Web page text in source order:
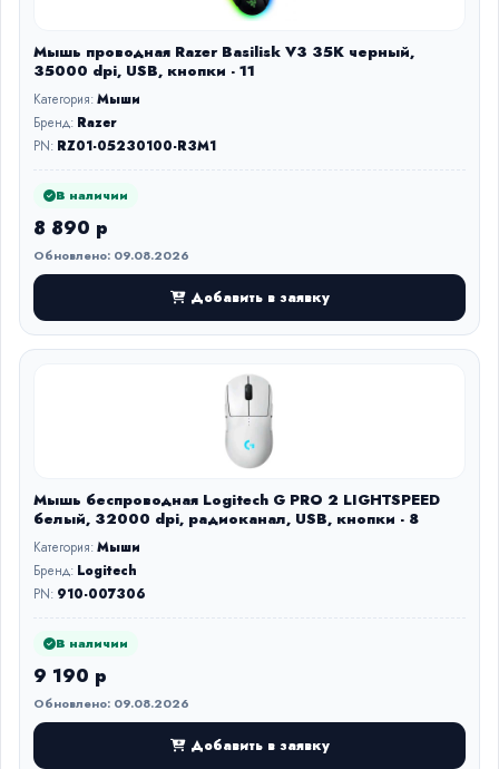
Мышь проводная Razer Basilisk V3 35K черный,
35000 dpi, USB, кнопки - 11
Категория:Мыши
Бренд: Razer
PN: RZ01-05230100-R3M1
В наличии
8 890 р
Обновлено: 09.08.2026
Добавить в заявку
Мышь беспроводная Logitech G PRO 2 LIGHTSPEED
белый, 32000 dpi, радиоканал, USB, кнопки - 8
Категория:Мыши
Бренд: Logitech
PN: 910-007306
В наличии
9 190 р
Обновлено: 09.08.2026
Добавить в заявку